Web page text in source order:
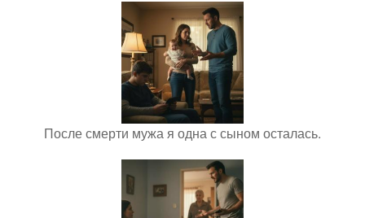
После смерти мужа я одна с сыном осталась.